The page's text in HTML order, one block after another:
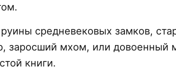
средневековых замков,
мхом, или довоенный
книги.